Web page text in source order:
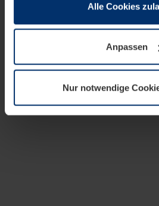
wenn diese für den Betrieb dieser
notwendig sind. Für alle anderen
wir Ihre Erlaubnis. Ihre
Datenschutzerklärungunserer
widerrufen.
Alle Cookies
Anpassen
Nur notwendige